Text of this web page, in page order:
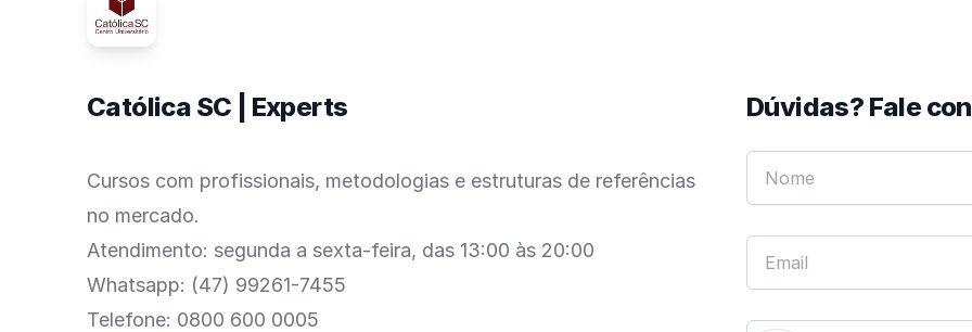
Católica SC | Experts
Cursos com profissionais, metodologias e estruturas de referências
no mercado.
Atendimento: segunda a sexta-feira, das 13:00 às 20:00
Whatsapp: (47) 99261-7455
Telefone: 0800 600 0005
Dúvidas? Fale